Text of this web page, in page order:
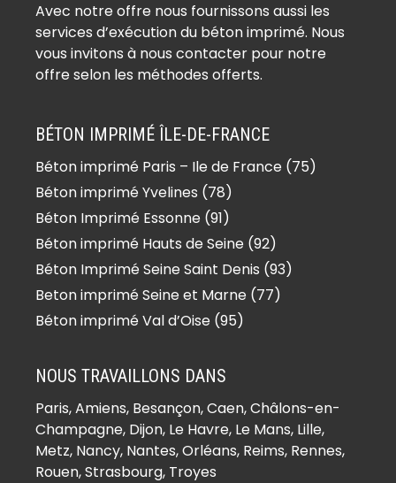
Béton imprimé Auteuil (78770)
Béton imprimé Autouillet (78770)
Béton imprimé Bailly (78870)
Béton imprimé Bazemont (78580)
Béton imprimé Bazoches-sur-
Guyonne (78490)
Béton imprimé Béhoust (78910)
Béton imprimé Bennecourt (78270)
Béton imprimé Beynes (78650)
Béton imprimé Blaru (78270)
Béton imprimé Boinville-en-Mantois
(78930)
(78660)
Béton imprimé Bois-d’Arcy (78390)
Béton imprimé Boissets (78910)
Béton imprimé Boissy-Mauvoisin
Avec notre offre nous fournissons aussi les
services d’exécution du béton imprimé. Nous
vous invitons à nous contacter pour notre
offre selon les méthodes offerts.
BÉTON IMPRIMÉ ÎLE-DE-FRANCE
Béton imprimé Paris – Ile de France (75)
Béton imprimé Yvelines (78)
Béton Imprimé Essonne (91)
Béton imprimé Hauts de Seine (92)
Béton Imprimé Seine Saint Denis (93)
Beton imprimé Seine et Marne (77)
Béton imprimé Val d’Oise (95)
NOUS TRAVAILLONS DANS
Paris,Amiens, Besançon, Caen, Châlons-en-
Champagne, Dijon, Le Havre, Le Mans, Lille,
Metz, Nancy, Nantes, Orléans, Reims, Rennes,
Rouen, Strasbourg, Troyes